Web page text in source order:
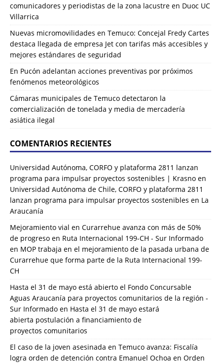
comunicadores y periodistas de la zona lacustre en Duoc UC
Villarrica
Nuevas micromovilidades en Temuco: Concejal Fredy Cartes
destaca llegada de empresa Jet con tarifas más accesibles y
mejores estándares de seguridad
En Pucón adelantan acciones preventivas por próximos
fenómenos meteorológicos
Cámaras municipales de Temuco detectaron la
comercialización de tonelada y media de mercadería
asiática ilegal
COMENTARIOS RECIENTES
Universidad Autónoma, CORFO y plataforma 2811 lanzan
programa para impulsar proyectos sostenibles | Krasno en
Universidad Autónoma de Chile, CORFO y plataforma 2811
lanzan programa para impulsar proyectos sostenibles en La
Araucanía
Mejoramiento vial en Curarrehue avanza con más de 50%
de progreso en Ruta Internacional 199-CH - Sur Informado
en MOP trabaja en el mejoramiento de la pasada urbana de
Curarrehue que forma parte de la Ruta Internacional 199-
CH
Hasta el 31 de mayo está abierto el Fondo Concursable
Aguas Araucanía para proyectos comunitarios de la región -
Sur Informado en Hasta el 31 de mayo estará
abierta postulación a financiamiento de
proyectos comunitarios
El caso de la joven asesinada en Temuco avanza: Fiscalía
logra orden de detención contra Emanuel Ochoa en Orden